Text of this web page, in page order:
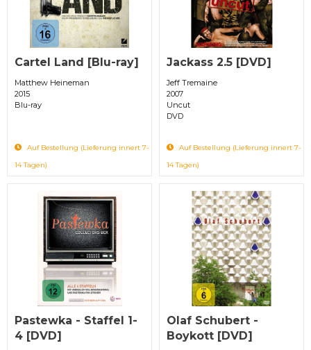
Cartel Land [Blu-ray]
Matthew Heineman
2015
Blu-ray
Auf Bestellung (Lieferung innert 7-
14 Tagen)
Jackass 2.5 [DVD]
Jeff Tremaine
2007
Uncut
DVD
Auf Bestellung (Lieferung innert 7-
14 Tagen)
Pastewka - Staffel 1-
4 [DVD]
Olaf Schubert -
Boykott [DVD]